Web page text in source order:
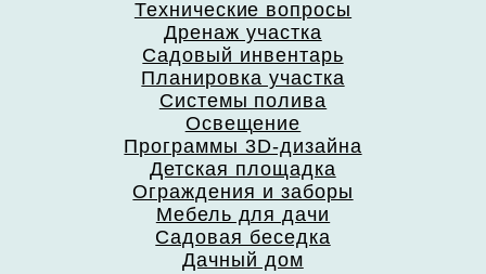
Технические вопросы
Дренаж участка
Садовый инвентарь
Планировка участка
Системы полива
Освещение
Программы 3D-дизайна
Детская площадка
Ограждения и заборы
Мебель для дачи
Садовая беседка
Дачный дом